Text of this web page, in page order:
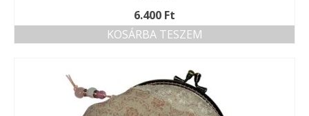
6.400 Ft
KOSÁRBA TESZEM